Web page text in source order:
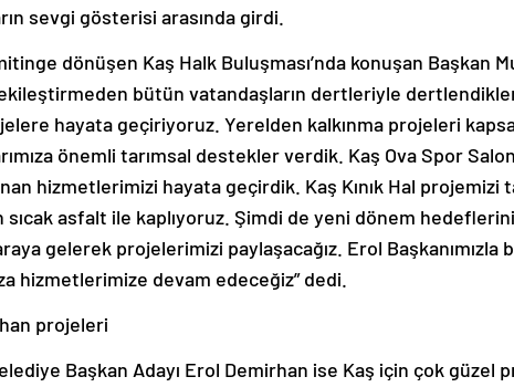
sevgi gösterisi arasında girdi.
dönüşen Kaş Halk Buluşması’nda konuşan Başkan
bütün vatandaşların dertleriyle
hayata geçiriyoruz. Yerelden kalkınma projeleri
önemli tarımsal destekler verdik. Kaş Ova Spor
hizmetlerimizi hayata geçirdik. Kaş Kınık Hal projemizi
sıcak asfalt ile kaplıyoruz. Şimdi de yeni dönem
gelerek projelerimizi paylaşacağız. Erol Başkanımızla
hizmetlerimize devam edeceğiz” dedi.
projeleri
Başkan Adayı Erol Demirhan ise Kaş için çok güzel